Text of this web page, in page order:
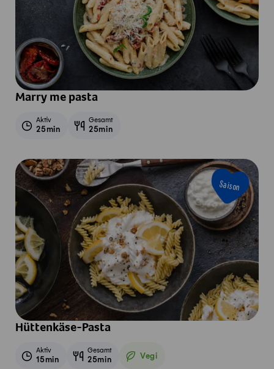
Marry me pasta
Aktiv
25min
Gesamt
25min
Saison
Hüttenkäse-Pasta
Aktiv
15min
Gesamt
25min Vegi
Vegetarisch